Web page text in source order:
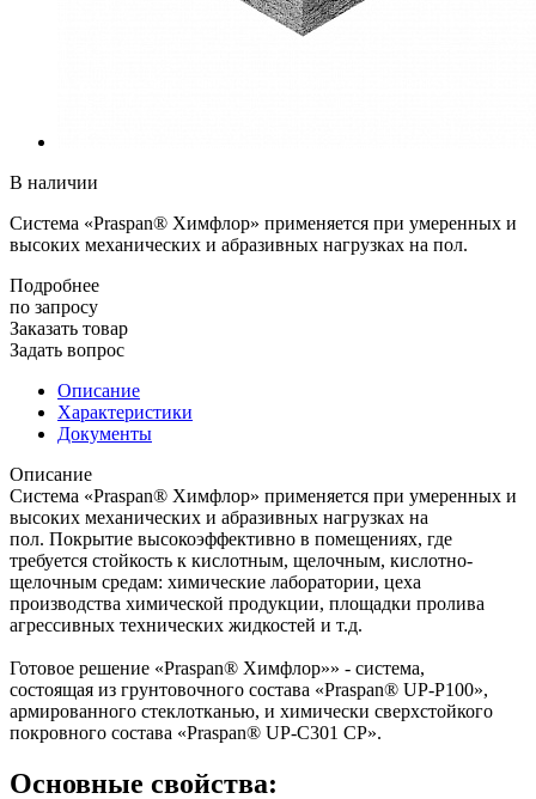
В наличии
Система «Praspan® Химфлор» применяется при умеренных и
высоких механических и абразивных нагрузках на пол.
Подробнее
по запросу
Заказать товар
Задать вопрос
Описание
Характеристики
Документы
Описание
Система «Praspan® Химфлор» применяется при умеренных и
высоких механических и абразивных нагрузках на
пол. Покрытие высокоэффективно в помещениях, где
требуется стойкость к кислотным, щелочным, кислотно-
щелочным средам: химические лаборатории, цеха
производства химической продукции, площадки пролива
агрессивных технических жидкостей и т.д.
Готовое решение «Praspan® Химфлор»» - система,
состоящая из грунтовочного состава «Praspan® UP-P100»,
армированного стеклотканью, и химически сверхстойкого
покровного состава «Praspan® UP-C301 CP».
Основные свойства: